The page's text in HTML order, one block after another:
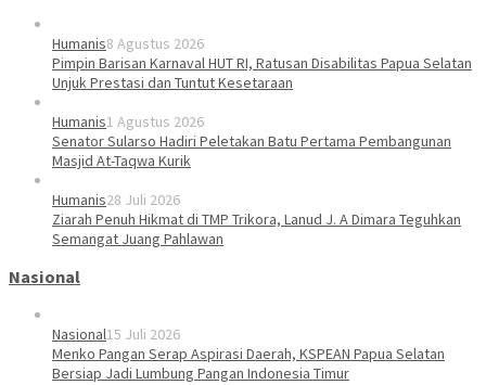
Humanis8 Agustus 2026
Pimpin Barisan Karnaval HUT RI, Ratusan Disabilitas Papua Selatan
Unjuk Prestasi dan Tuntut Kesetaraan
Humanis1 Agustus 2026
Senator Sularso Hadiri Peletakan Batu Pertama Pembangunan
Masjid At-Taqwa Kurik
Humanis28 Juli 2026
Ziarah Penuh Hikmat di TMP Trikora, Lanud J. A Dimara Teguhkan
Semangat Juang Pahlawan
Nasional
Nasional15 Juli 2026
Menko Pangan Serap Aspirasi Daerah, KSPEAN Papua Selatan
Bersiap Jadi Lumbung Pangan Indonesia Timur